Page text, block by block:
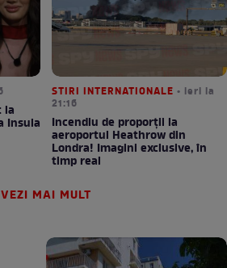
la
Insula
STIRI INTERNATIONALE • ieri la
21:16
Incendiu de proporții la
aeroportul Heathrow din
Londra! Imagini exclusive, în
timp real
VEZI MAI MULT